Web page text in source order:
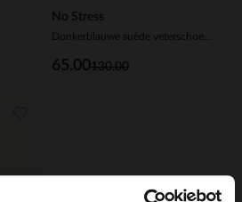
No Stress
130.00
65.00